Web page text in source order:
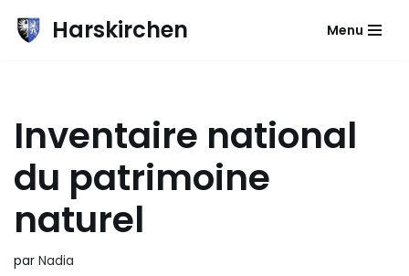
Aller
Harskirchen Menu
Inventaire national
du patrimoine
naturel
par Nadia